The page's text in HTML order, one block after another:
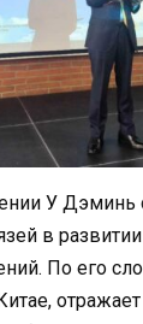
У Дэминь
в
По его